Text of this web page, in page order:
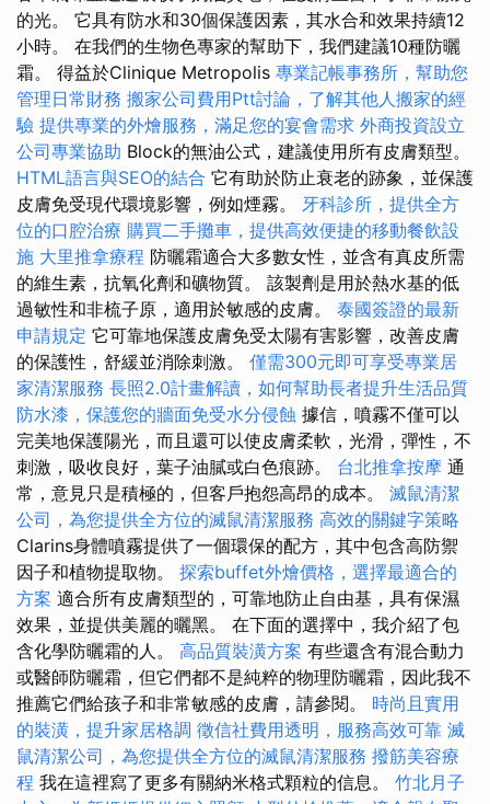
的光。 它具有防水和30個保護因素，其水合和效果持續12
小時。 在我們的生物色專家的幫助下，我們建議10種防曬
霜。 得益於Clinique Metropolis 專業記帳事務所，幫助您
管理日常財務 搬家公司費用Ptt討論，了解其他人搬家的經
驗 提供專業的外燴服務，滿足您的宴會需求 外商投資設立
公司專業協助 Block的無油公式，建議使用所有皮膚類型。
HTML語言與SEO的結合 它有助於防止衰老的跡象，並保護
皮膚免受現代環境影響，例如煙霧。 牙科診所，提供全方
位的口腔治療 購買二手攤車，提供高效便捷的移動餐飲設
施 大里推拿療程 防曬霜適合大多數女性，並含有真皮所需
的維生素，抗氧化劑和礦物質。 該製劑是用於熱水基的低
過敏性和非梳子原，適用於敏感的皮膚。 泰國簽證的最新
申請規定 它可靠地保護皮膚免受太陽有害影響，改善皮膚
的保護性，舒緩並消除刺激。 僅需300元即可享受專業居
家清潔服務 長照2.0計畫解讀，如何幫助長者提升生活品質
防水漆，保護您的牆面免受水分侵蝕 據信，噴霧不僅可以
完美地保護陽光，而且還可以使皮膚柔軟，光滑，彈性，不
刺激，吸收良好，葉子油膩或白色痕跡。 台北推拿按摩 通
常，意見只是積極的，但客戶抱怨高昂的成本。 滅鼠清潔
公司，為您提供全方位的滅鼠清潔服務 高效的關鍵字策略
Clarins身體噴霧提供了一個環保的配方，其中包含高防禦
因子和植物提取物。 探索buffet外燴價格，選擇最適合的
方案 適合所有皮膚類型的，可靠地防止自由基，具有保濕
效果，並提供美麗的曬黑。 在下面的選擇中，我介紹了包
含化學防曬霜的人。 高品質裝潢方案 有些還含有混合動力
或醫師防曬霜，但它們都不是純粹的物理防曬霜，因此我不
推薦它們給孩子和非常敏感的皮膚，請參閱。 時尚且實用
的裝潢，提升家居格調 徵信社費用透明，服務高效可靠 滅
鼠清潔公司，為您提供全方位的滅鼠清潔服務 撥筋美容療
程 我在這裡寫了更多有關納米格式顆粒的信息。 竹北月子